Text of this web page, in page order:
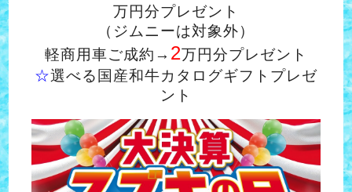
万円分プレゼント
（ジムニーは対象外）
軽商用車ご成約→ 2万円分プレゼント
☆選べる国産和牛カタログギフトプレゼ
ント